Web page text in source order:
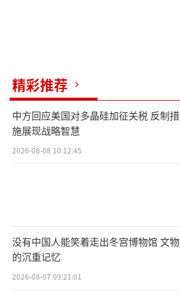
精彩推荐
中方回应美国对多晶硅加征关税 反制措
施展现战略智慧
2026-08-08 10:12:45
没有中国人能笑着走出冬宫博物馆 文物
的沉重记忆
2026-08-07 09:21:01